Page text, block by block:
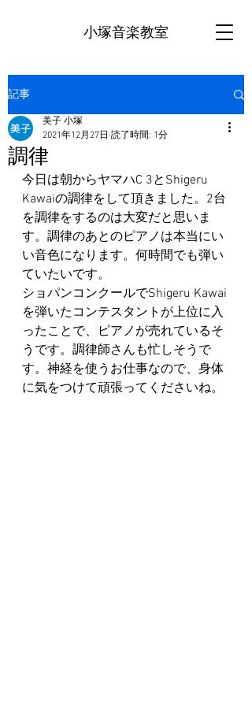
小塚音楽教室
記事
調律
美子 小塚
2021年12月27日 読了時間: 1分
今日は朝からヤマハC 3とShigeru
Kawaiの調律をして頂きました。2台
を調律をするのは大変だと思いま
す。調律のあとのピアノは本当にい
い音色になります。何時間でも弾い
ていたいです。
ショパンコンクールでShigeru Kawai
を弾いたコンテスタントが上位に入
ったことで、ピアノが売れているそ
うです。調律師さんも忙しそうで
す。神経を使うお仕事なので、身体
に気をつけて頑張ってくださいね。